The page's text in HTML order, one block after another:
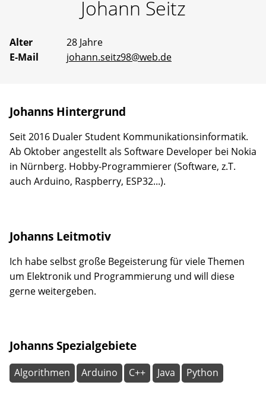
Erfahrene
Mentoren
bereit,
um
gemeinsam
oder
vorgeschlagene
Wirklichkeit
werden
lassen.
Johann Seitz
Alter
28 Jahre
E-Mail
johann.seitz98@web.de
Johanns Hintergrund
Seit 2016 Dualer Student Kommunikationsinformatik.
Ab Oktober angestellt als Software Developer bei Nokia
in Nürnberg. Hobby-Programmierer (Software, z.T.
auch Arduino, Raspberry, ESP32...).
Johanns Leitmotiv
Ich habe selbst große Begeisterung für viele Themen
um Elektronik und Programmierung und will diese
gerne weitergeben.
Johanns Spezialgebiete
Algorithmen Arduino C++ Java Python